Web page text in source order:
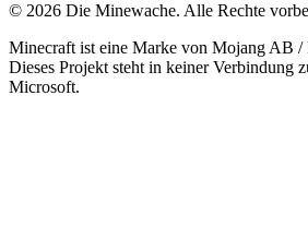
© 2026 Die Minewache. Alle Rechte
Minecraft ist eine Marke von Mojang AB
Dieses Projekt steht in keiner Verbindung
Microsoft.